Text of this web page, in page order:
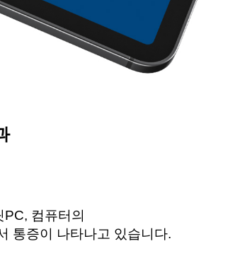
PC, 컴퓨터의
통증이 나타나고 있습니다.